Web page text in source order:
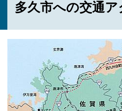
多久市への交通ア